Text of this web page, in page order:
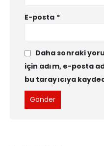
E-posta *
Daha sonraki
için adım, e-posta
bu tarayıcıya